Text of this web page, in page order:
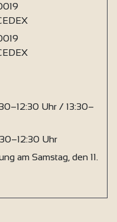
Uhr / 13:30–
Uhr
am Samstag, den 11.